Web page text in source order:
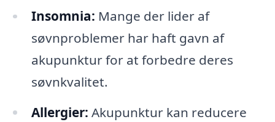
Insomnia: Mange der lider af
søvnproblemer har haft gavn af
akupunktur for at forbedre deres
søvnkvalitet.
Allergier: Akupunktur kan reducere